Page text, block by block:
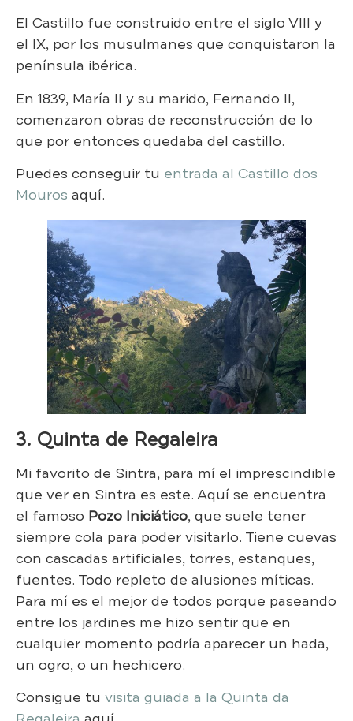
El Castillo fue construido entre el siglo VIII y
el IX, por los musulmanes que conquistaron la
península ibérica.
En 1839, María II y su marido, Fernando II,
comenzaron obras de reconstrucción de lo
que por entonces quedaba del castillo.
Puedes conseguir tu entrada al Castillo dos
Mouros aquí.
3. Quinta de Regaleira
Mi favorito de Sintra, para mí el imprescindible
que ver en Sintra es este. Aquí se encuentra
el famoso Pozo Iniciático, que suele tener
siempre cola para poder visitarlo. Tiene cuevas
con cascadas artificiales, torres, estanques,
fuentes. Todo repleto de alusiones míticas.
Para mí es el mejor de todos porque paseando
entre los jardines me hizo sentir que en
cualquier momento podría aparecer un hada,
un ogro, o un hechicero.
Consigue tu visita guiada a la Quinta da